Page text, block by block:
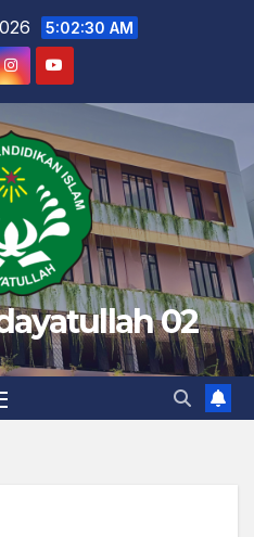
5:02:31 AM
02